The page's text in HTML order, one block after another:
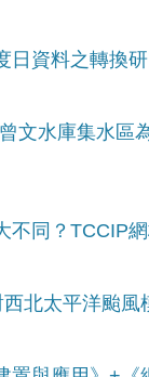
資料之轉換研
文水庫集水
同？TCCIP網
北太平洋颱風